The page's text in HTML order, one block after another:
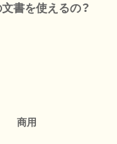
書を使えるの？
商用